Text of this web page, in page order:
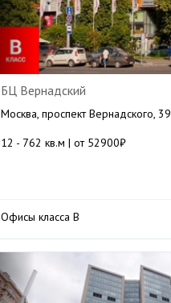
БЦ Вернадский
Москва, проспект Вернадского, 39
12 - 762 кв.м | от 52900₽
Офисы класса B